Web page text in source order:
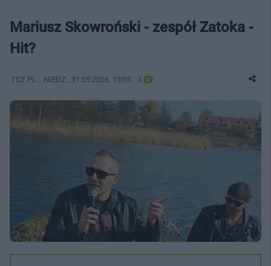
Mariusz Skowroński - zespół Zatoka -
Hit?
TCZ.PL NIEDZ. , 31.05.2026, 13:05 3